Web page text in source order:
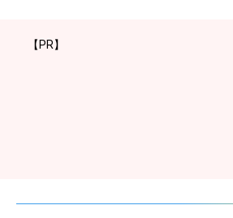
【PR】